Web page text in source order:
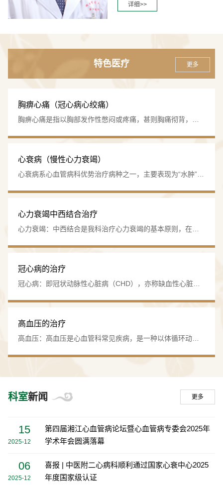
·科室设备
能检测仪等先进设备。心导管室配备数字减影血管造影系
统（DSA）、血管内超声（IVUS），可开展冠脉介入、射
频消融、起搏器植入等高精尖技术。
病、先天性心脏病等心血管常见病及危急重症，中医治疗
参与率达100%。
·治疗特色
包、拔罐等中医外治技术，结合自制中药制剂（如心康冲
剂、益心丸、安魂散敷脐）显著提升疗效，缩短疗程，降
低费用。
2.危急重症救治
入（支架植入）、心脏再同步化治疗（CRT）、射频消
成独特理论体系；研发“神农活血膏”外贴治疗胸痹心痛，疗
·教学
：承担湖南中医药大学本科、研究生教学及住院
详细>>
特色医疗 更多
胸痹心痛（冠心病心绞痛）
胸痹心痛是指以胸部发作性憋闷或疼痛，甚则胸痛彻背，喘
畅，重者则有胸痛，严重者心痛彻背，背痛彻心。该病的病
机关键是本虚标实，本虚为阴阳气血虚，标实为寒凝、痰
阻、气滞、血瘀，以致心脉瘀阻或／和心脉失养，而发心
平时重在标本同治…
心衰病（慢性心力衰竭）
心衰病系心血管病科优势治疗病种之一，主要表现为“水肿”、
心衰病的发病机制提出了“心肾阳虚，宗气下陷”为本，“水
饮”、“痰浊”、“血瘀”为标的学术观点，确立了温补肾阳，升补
宗气，佐以利水化饮祛瘀的基本大法，并开展了多项临床研
心力衰竭中西结合治疗
心力衰竭：中西结合是我科治疗心力衰竭的基本原则，在规
效。同时，对心力衰竭的中医药治疗，我科根据学科学术带
头人提出的“心衰从饮论治”理论，进行了多年的临床和实验研
究，开发了益心丸、心力舒康丸等纯中药制剂，能显著改善
制剂剂…
冠心病的治疗
冠心病：即冠状动脉性心脏病（CHD），亦称缺血性心脏
即冠状动脉痉挛。根据WHO的统计，冠心病是世界上最常见
的死亡原因之一。我科对冠心病心绞痛的防治进行了系列研
究，开发了内治、外治、针灸、饮食等多种疗法，从而使冠
制了天然舒冠精…
高血压的治疗
高血压：高血压是心血管科常见疾病，是一种以体循环动脉
血压知晓率、治疗率、控制率分别为30.2%、24.7%和6.
1%，仍处于较差水平。我科经过多年研究，根据高血压阴虚
阳亢、瘀血阻络的病机，同时以“胰岛素抵抗”为中心环节，开
科室新闻 更多
15
2025-12
第四届湘江心血管病论坛暨心血管病专委会2025年
学术年会圆满落幕
06
2025-12
喜报 | 中医附二心病科顺利通过国家心衰中心2025
年度国家级认证